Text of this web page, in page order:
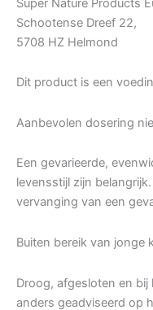
Super Nature Products
Schootense Dreef 22,
5708 HZ Helmond
Dit product is een
Aanbevolen dosering
Een gevarieerde,
levensstijl zijn
vervanging van een
Buiten bereik van jonge
Droog, afgesloten en
anders geadviseerd op